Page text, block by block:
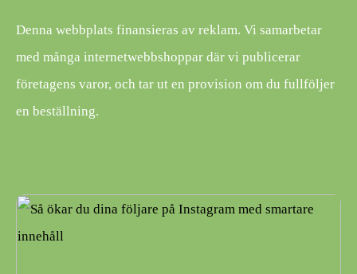
Denna webbplats finansieras av reklam. Vi samarbetar
med många internetwebbshoppar där vi publicerar
företagens varor, och tar ut en provision om du fullföljer
en beställning.